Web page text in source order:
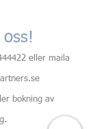
oss!
eller maila
bokning av